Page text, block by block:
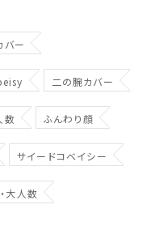
バー
二の腕カバー
数 ふんわり顔
サイードコベイシー
大人数